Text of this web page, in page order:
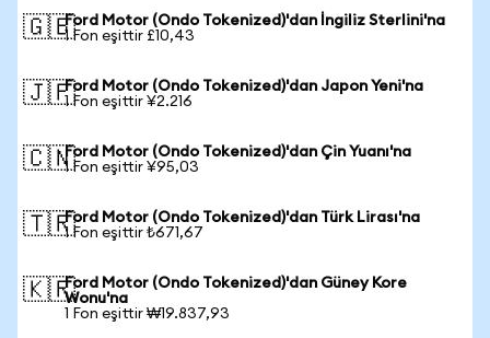
🇬🇧Ford Motor (Ondo Tokenized)'dan İngiliz Sterlini'na
1 Fon eşittir £10,43
🇯🇵Ford Motor (Ondo Tokenized)'dan Japon Yeni'na
1 Fon eşittir ¥2.216
🇨🇳Ford Motor (Ondo Tokenized)'dan Çin Yuanı'na
1 Fon eşittir ¥95,03
🇹🇷Ford Motor (Ondo Tokenized)'dan Türk Lirası'na
1 Fon eşittir ₺671,67
🇰🇷Ford Motor (Ondo Tokenized)'dan Güney Kore
Wonu'na
1 Fon eşittir ₩19.837,93